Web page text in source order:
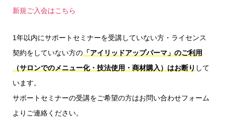
新規ご入会はこちら
1年以内にサポートセミナーを受講していない方・ライセンス
契約をしていない方の「アイリッドアップパーマ」のご利用
（サロンでのメニュー化・技法使用・商材購入）はお断り して
います。
サポートセミナーの受講をご希望の方はお問い合わせフォーム
よりご連絡ください。